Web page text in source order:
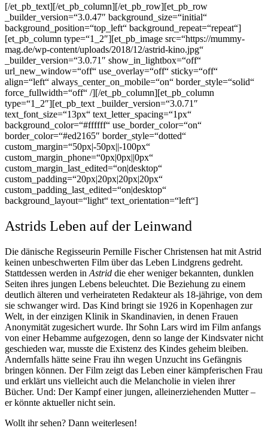
[/et_pb_text][/et_pb_column][/et_pb_row][et_pb_row
_builder_version=“3.0.47″ background_size=“initial“
background_position=“top_left“ background_repeat=“repeat“]
[et_pb_column type=“1_2″][et_pb_image src=“https://mummy-
mag.de/wp-content/uploads/2018/12/astrid-kino.jpg“
_builder_version=“3.0.71″ show_in_lightbox=“off“
url_new_window=“off“ use_overlay=“off“ sticky=“off“
align=“left“ always_center_on_mobile=“on“ border_style=“solid“
force_fullwidth=“off“ /][/et_pb_column][et_pb_column
type=“1_2″][et_pb_text _builder_version=“3.0.71″
text_font_size=“13px“ text_letter_spacing=“1px“
background_color=“#ffffff“ use_border_color=“on“
border_color=“#ed2165″ border_style=“dotted“
custom_margin=“50px|-50px||-100px“
custom_margin_phone=“0px|0px||0px“
custom_margin_last_edited=“on|desktop“
custom_padding=“20px|20px|20px|20px“
custom_padding_last_edited=“on|desktop“
background_layout=“light“ text_orientation=“left“]
Astrids Leben auf der Leinwand
Die dänische Regisseurin Pernille Fischer Christensen hat mit Astrid
keinen unbeschwerten Film über das Leben Lindgrens gedreht.
Stattdessen werden in Astrid die eher weniger bekannten, dunklen
Seiten ihres jungen Lebens beleuchtet. Die Beziehung zu einem
deutlich älteren und verheirateten Redakteur als 18-jährige, von dem
sie schwanger wird. Das Kind bringt sie 1926 in Kopenhagen zur
Welt, in der einzigen Klinik in Skandinavien, in denen Frauen
Anonymität zugesichert wurde. Ihr Sohn Lars wird im Film anfangs
von einer Hebamme aufgezogen, denn so lange der Kindsvater nicht
geschieden war, musste die Existenz des Kindes geheim bleiben.
Andernfalls hätte seine Frau ihn wegen Unzucht ins Gefängnis
bringen können. Der Film zeigt das Leben einer kämpferischen Frau
und erklärt uns vielleicht auch die Melancholie in vielen ihrer
Bücher. Und: Der Kampf einer jungen, alleinerziehenden Mutter –
er könnte aktueller nicht sein.
Wollt ihr sehen? Dann weiterlesen!